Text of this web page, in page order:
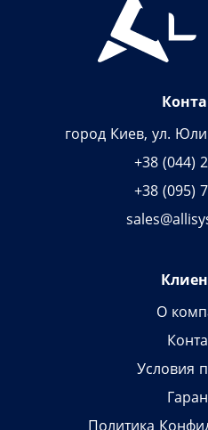
город Киев, ул.
+38 (044)
+38 (095)
О
Условия
Политика